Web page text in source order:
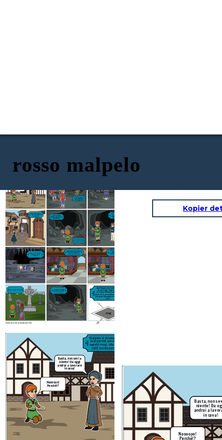
rosso malpelo
Create your own at Storyboard That
Lo tenevano solo per
carità, perchè suo
padre era morto in
quella stessa cava
Tutte le donne andarono
in giro a diffondere la
brutta notizia Malpelo, disperato,
cercò in tutti i modi di
salvare suo padre, ma
fu tutto inutile.
Così Malpelo andò a
lavorare nella cava
Un giorno Malpelo conobbe
nella cava un ragazzo di
nome Ranocchio, a cui
insegnò picchiandolo come
farsi rispettare.
Un giorno venne ritrovato il
cadavere del padre di
Malpelo.
Un giorno, Ranocchia si ammala
gravemente, e Malpelo cercò di
aiutarlo, offrendogli vino,
minestre e calzoni più caldi.
Un giorno Ranocchio non venne
alla cava, e quindi Malpelo
andò a trovarlo.
Quando arrivò a casa sua, vide
sua madre che piangeva
disperata
Dopo un pò Ranocchio morì Malpelo dopo la morte di
Ranocchio, sparì nella cava,
con solo il suo piccone.
Così Malpelo morì nella cava.
Ancora oggi i ragazzi che
lavorano nella cava parlano
piano di lui, perchè hanno paura
che possa ricomparire davanti a
loro.
FINE
Malpelo si chiamava
così perchè aveva i
capelli rossi, infatti
tutti lo odiavano.
Basta, non sevi a
niente! Da oggi
andrai a lavorare
in cava!
Noooooo!
Perchè!?
Kopier
Basta, non
niente! Da
andrai a
in cava!
Noooooo!
Perchè!?